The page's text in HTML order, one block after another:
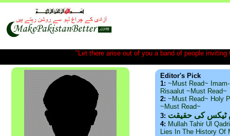
"Let there arise out of you a band of people
Editor's Pick
1: ~Must Read~
Risaalut ~Must Read~
2: ~Must Read~ Holy
~Must Read~
3: ٹیکس کی حقیقت
4: Mullah Tahir Ul
Lies In The History Of